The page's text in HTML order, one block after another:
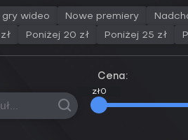
gry wideo Nowe premiery
Poniżej 20 zł Poniżej 25 zł
Cena:
zł0
zł0